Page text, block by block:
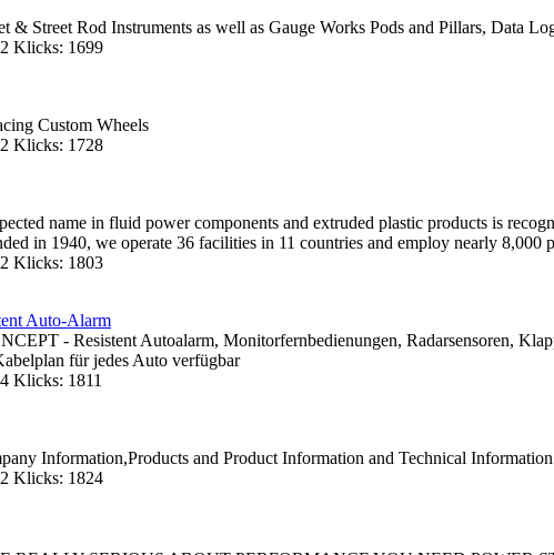
& Street Rod Instruments as well as Gauge Works Pods and Pillars, Data
Klicks: 1699
Custom Wheels
Klicks: 1728
name in fluid power components and extruded plastic products is
in 1940, we operate 36 facilities in 11 countries and employ nearly
Klicks: 1803
Auto-Alarm
- Resistent Autoalarm, Monitorfernbedienungen, Radarsensoren,
für jedes Auto verfügbar
Klicks: 1811
Information,Products and Product Information and Technical Information
Klicks: 1824